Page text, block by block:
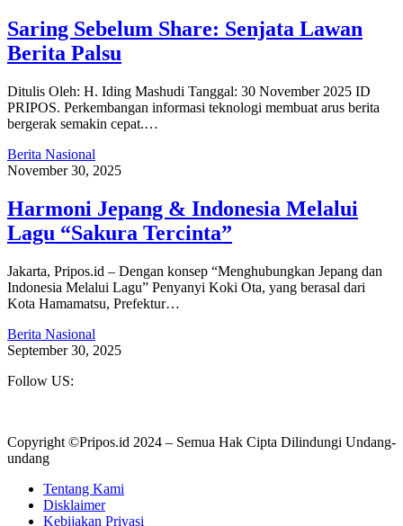
Saring Sebelum Share: Senjata Lawan
Berita Palsu
Ditulis Oleh: H. Iding Mashudi Tanggal: 30 November 2025 ID
PRIPOS. Perkembangan informasi teknologi membuat arus berita
bergerak semakin cepat.…
Berita Nasional
November 30, 2025
Harmoni Jepang & Indonesia Melalui
Lagu “Sakura Tercinta”
Jakarta, Pripos.id – Dengan konsep “Menghubungkan Jepang dan
Indonesia Melalui Lagu” Penyanyi Koki Ota, yang berasal dari
Kota Hamamatsu, Prefektur…
Berita Nasional
September 30, 2025
Follow US:
Copyright ©Pripos.id 2024 – Semua Hak Cipta Dilindungi Undang-
undang
Tentang Kami
Disklaimer
Kebijakan Privasi